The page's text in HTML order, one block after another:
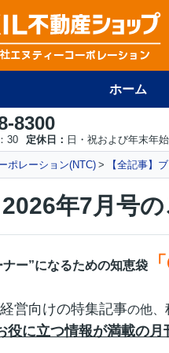
ホーム
8300
30 定休日： 日・祝および年末年始
ポレーション(NTC) 【全記事】
年7月号の
ー”になるための知恵袋
営向けの特集記事の他、
役に立つ情報が満載の月